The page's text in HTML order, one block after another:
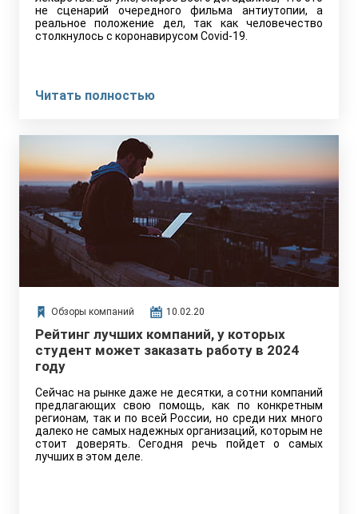
не сценарий очередного фильма антиутопии, а
реальное положение дел, так как человечество
столкнулось с коронавирусом Covid-19.
Читать полностью
Обзоры компаний 10.02.20
Рейтинг лучших компаний, у которых
студент может заказать работу в 2024
году
Сейчас на рынке даже не десятки, а сотни компаний
предлагающих свою помощь, как по конкретным
регионам, так и по всей России, но среди них много
далеко не самых надежных организаций, которым не
стоит доверять. Сегодня речь пойдет о самых
лучших в этом деле.